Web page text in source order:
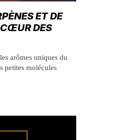
ET DE
CŒUR DES
arômes uniques du
petites molécules